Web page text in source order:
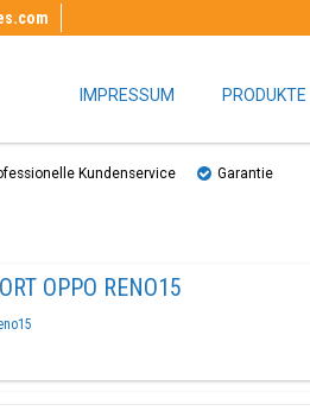
IMPRESSUM PRODUKTE
Kundenservice Garantie
OPPO RENO15